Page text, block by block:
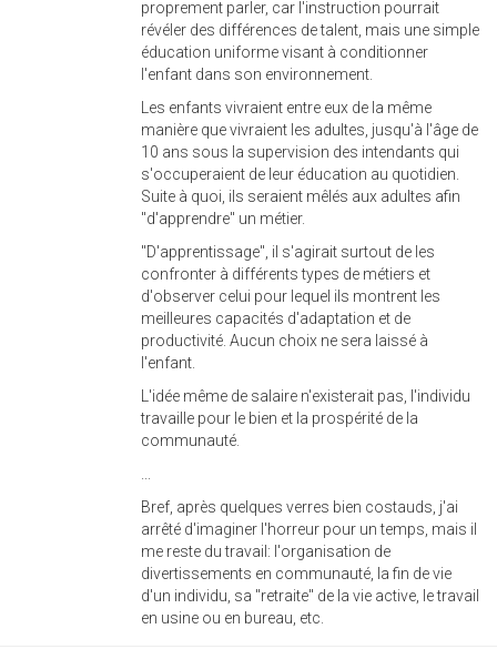
proprement parler, car l'instruction pourrait
révéler des différences de talent, mais une simple
éducation uniforme visant à conditionner
l'enfant dans son environnement.
Les enfants vivraient entre eux de la même
manière que vivraient les adultes, jusqu'à l'âge de
10 ans sous la supervision des intendants qui
s'occuperaient de leur éducation au quotidien.
Suite à quoi, ils seraient mêlés aux adultes afin
"d'apprendre" un métier.
"D'apprentissage", il s'agirait surtout de les
confronter à différents types de métiers et
d'observer celui pour lequel ils montrent les
meilleures capacités d'adaptation et de
productivité. Aucun choix ne sera laissé à
l'enfant.
L'idée même de salaire n'existerait pas, l'individu
travaille pour le bien et la prospérité de la
communauté.
...
Bref, après quelques verres bien costauds, j'ai
arrêté d'imaginer l'horreur pour un temps, mais il
me reste du travail: l'organisation de
divertissements en communauté, la fin de vie
d'un individu, sa "retraite" de la vie active, le travail
en usine ou en bureau, etc.